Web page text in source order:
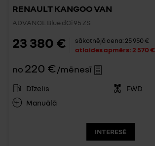
RENAULT KANGOO VAN
ADVANCE Blue dCi 95 ZS
23 380 € sākotnējā cena: 25 950 €
atlaides apmērs: 2 570 €
no 220 € /mēnesī
Dīzelis
FWD
Manuālā
INTERESĒ